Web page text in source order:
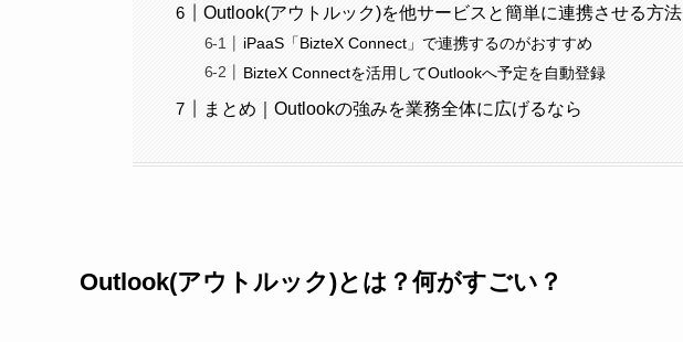
Outlook(アウトルック)を他サービスと簡単に連携させる方法
iPaaS「BizteX Connect」で連携するのがおすすめ
BizteX Connectを活用してOutlookへ予定を自動登録
まとめ｜Outlookの強みを業務全体に広げるなら
Outlook(アウトルック)とは？何がすごい？